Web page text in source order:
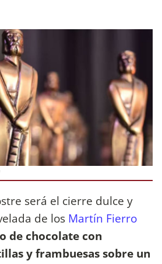
será el cierre dulce y
de los Martín Fierro
de chocolate con
y frambuesas sobre un